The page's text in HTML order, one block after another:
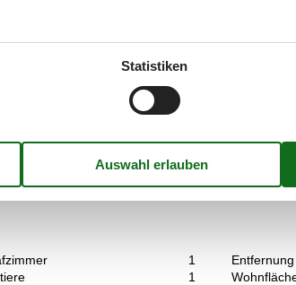
mit gemütlicher Atmosphäre und einem
Ferienhaus mit Kamin
Strandvej - Saltbæk - 4400 - Kalundborg
1
1
Statistiken